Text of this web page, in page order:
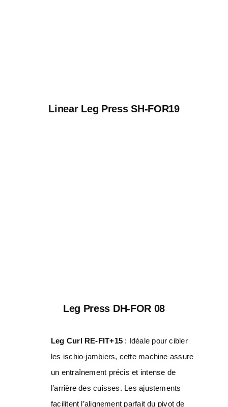
Linear Leg Press SH-FOR19
Leg Press DH-FOR 08
Leg Curl RE-FIT+15 : Idéale pour cibler
les ischio-jambiers, cette machine assure
un entraînement précis et intense de
l’arrière des cuisses. Les ajustements
facilitent l’alignement parfait du pivot de